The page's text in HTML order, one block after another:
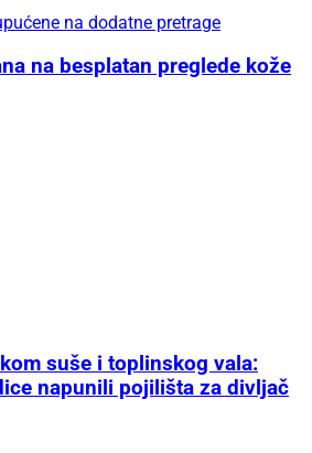
na dodatne pretrage
na besplatan preglede kože
suše i toplinskog vala:
napunili pojilišta za divljač